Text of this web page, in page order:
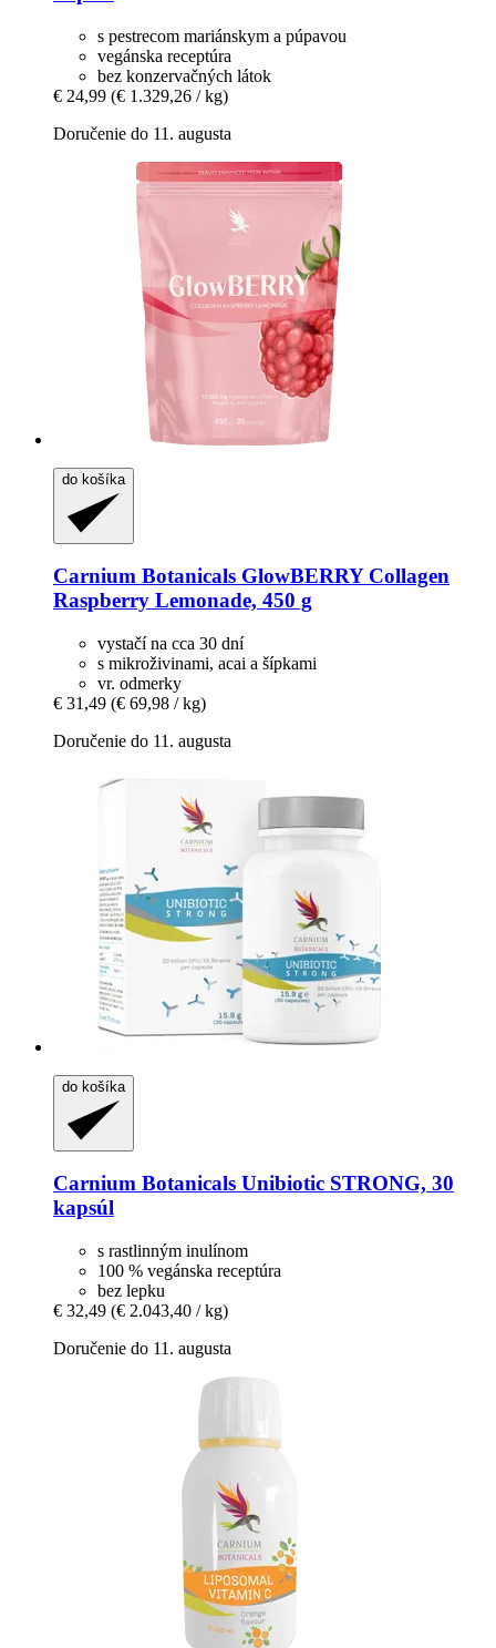
s pestrecom mariánskym a púpavou
vegánska receptúra
bez konzervačných látok
€ 24,99 (€ 1.329,26 / kg)
Doručenie do 11. augusta
do košíka
Carnium Botanicals GlowBERRY Collagen
Raspberry Lemonade, 450 g
vystačí na cca 30 dní
s mikroživinami, acai a šípkami
vr. odmerky
€ 31,49 (€ 69,98 / kg)
Doručenie do 11. augusta
do košíka
Carnium Botanicals Unibiotic STRONG, 30
kapsúl
s rastlinným inulínom
100 % vegánska receptúra
bez lepku
€ 32,49 (€ 2.043,40 / kg)
Doručenie do 11. augusta